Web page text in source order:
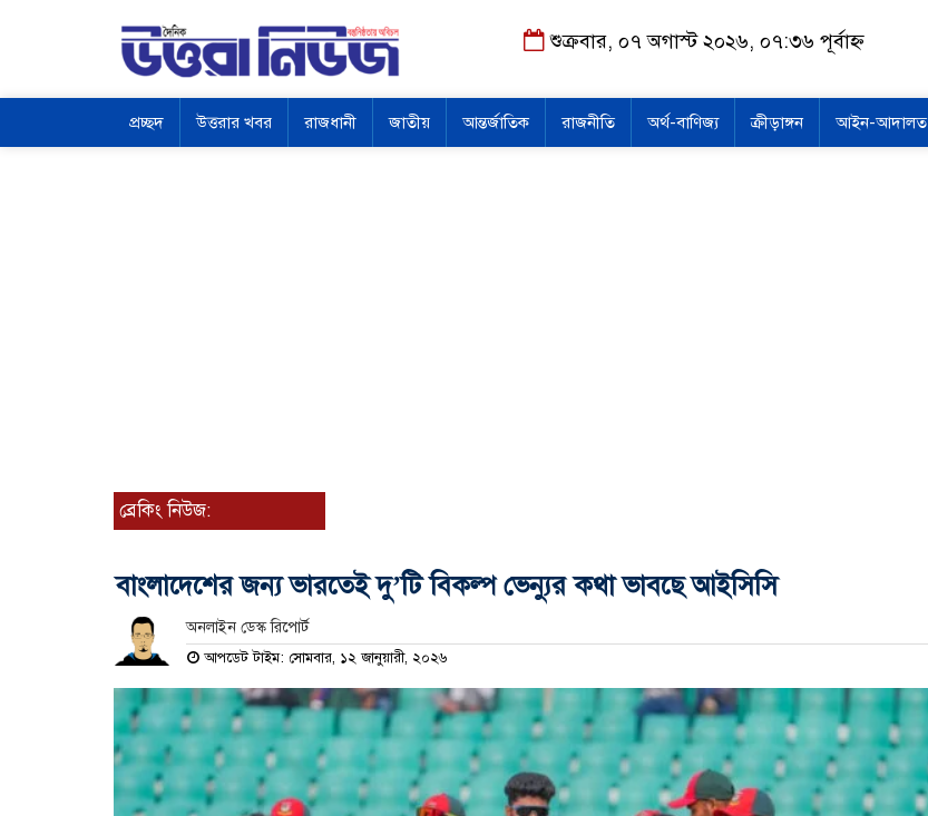
শুক্রবার, ০৭ অগাস্ট ২০২৬, ০৭:৩৬ পূর্বাহ্ন
প্রচ্ছদ উত্তরার খবর রাজধানী জাতীয় আন্তর্জাতিক রাজনীতি অর্থ-বাণিজ্য ক্রীড়াঙ্গন আইন-আদালত
ব্রেকিং নিউজ:
বাংলাদেশের জন্য ভারতেই দু’টি বিকল্প ভেন্যুর কথা ভাবছে আইসিসি
অনলাইন ডেস্ক রিপোর্ট
আপডেট টাইম: সোমবার, ১২ জানুয়ারী, ২০২৬